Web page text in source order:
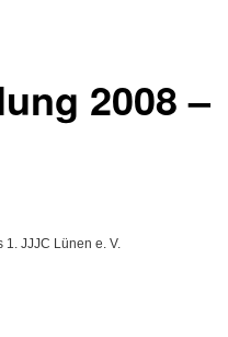
2008 –
JJJC Lünen e. V.